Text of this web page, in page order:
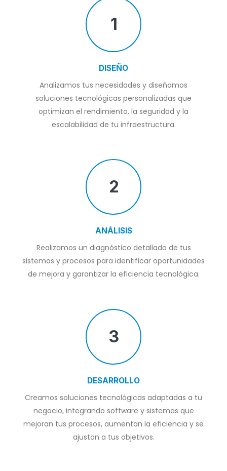
1
DISEÑO
Analizamos tus necesidades y diseñamos
soluciones tecnológicas personalizadas que
optimizan el rendimiento, la seguridad y la
escalabilidad de tu infraestructura.
2
ANÁLISIS
Realizamos un diagnóstico detallado de tus
sistemas y procesos para identificar oportunidades
de mejora y garantizar la eficiencia tecnológica.
3
DESARROLLO
Creamos soluciones tecnológicas adaptadas a tu
negocio, integrando software y sistemas que
mejoran tus procesos, aumentan la eficiencia y se
ajustan a tus objetivos.